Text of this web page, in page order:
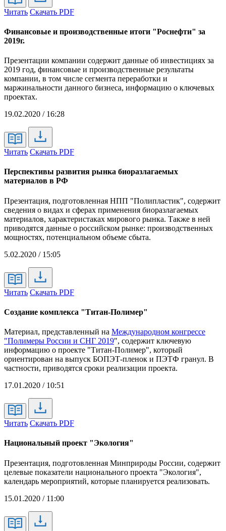
Читать Скачать PDF
Финансовые и производственные итоги "Роснефти" за
2019г.
Презентации компании содержит данные об инвестициях за
2019 год, финансовые и производственные результаты
компании, в том числе сегмента переработки и
маржинальности данного бизнеса, информацию о ключевых
проектах.
19.02.2020 / 16:28
Читать Скачать PDF
Перспективы развития рынка биоразлагаемых
материалов в РФ
Презентация, подготовленная НПП "Полипластик", содержит
сведения о видах и сферах применения биоразлагаемых
материалов, характеристаках мирового рынка. Также в ней
приводятся данные о российском рынке: производственных
мощностях, потенциальном объеме сбыта.
5.02.2020 / 15:05
Читать Скачать PDF
Создание комплекса "Титан-Полимер"
Материал, представленный на Международном конгрессе
"Полимеры России и СНГ 2019", содержит ключевую
информацию о проекте "Титан-Полимер", который
ориентирован на выпуск БОПЭТ-пленок и ПЭТФ гранул. В
частности, приводятся сроки реализации проекта.
17.01.2020 / 10:51
Читать Скачать PDF
Национальный проект "Экология"
Презентация, подготовленная Минприроды России, содержит
целевые показатели национального проекта "Экология",
календарь мероприятий, которые планируется реализовать.
15.01.2020 / 11:00